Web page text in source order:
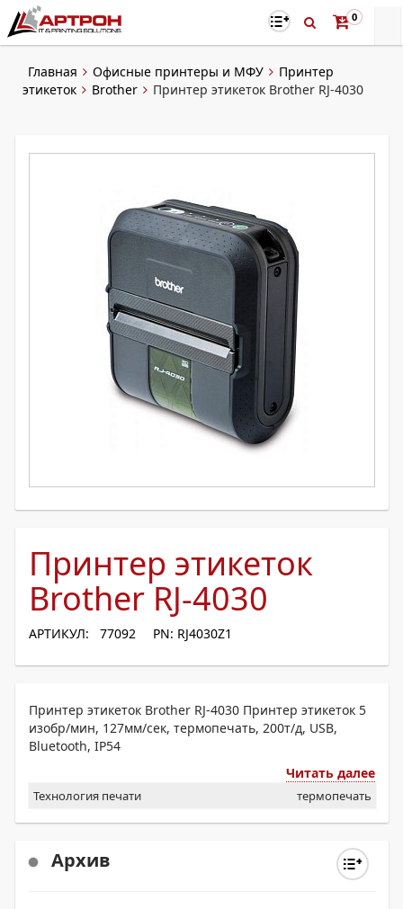
0
Главная Офисные принтеры и МФУ
Принтер
этикеток
Brother Принтер этикеток Brother RJ-4030
Принтер этикеток
Brother RJ-4030
АРТИКУЛ: 77092 PN: RJ4030Z1
Принтер этикеток Brother RJ-4030 Принтер этикеток 5
изобр/мин, 127мм/сек, термопечать, 200т/д, USB,
Bluetooth, IP54
Читать далее
Технология печати термопечать
Архив